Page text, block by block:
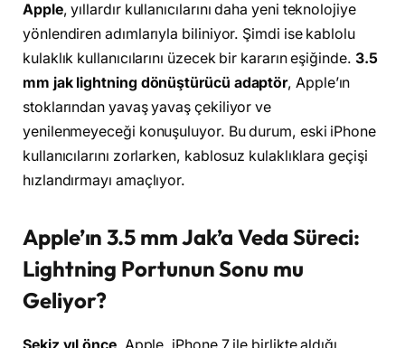
Apple, yıllardır kullanıcılarını daha yeni teknolojiye
yönlendiren adımlarıyla biliniyor. Şimdi ise kablolu
kulaklık kullanıcılarını üzecek bir kararın eşiğinde. 3.5
mm jak lightning dönüştürücü adaptör, Apple’ın
stoklarından yavaş yavaş çekiliyor ve
yenilenmeyeceği konuşuluyor. Bu durum, eski iPhone
kullanıcılarını zorlarken, kablosuz kulaklıklara geçişi
hızlandırmayı amaçlıyor.
Apple’ın 3.5 mm Jak’a Veda Süreci:
Lightning Portunun Sonu mu
Geliyor?